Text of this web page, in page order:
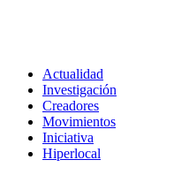
Actualidad
Investigación
Creadores
Movimientos
Iniciativa
Hiperlocal